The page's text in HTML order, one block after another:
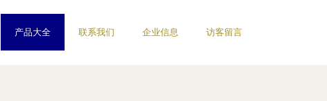
产品大全 联系我们 企业信息 访客留言